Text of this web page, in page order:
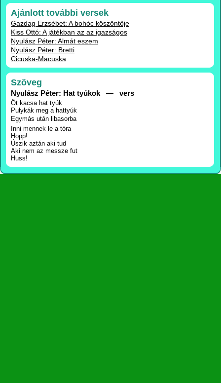
Ajánlott további versek
Gazdag Erzsébet: A bohóc köszöntője
Kiss Ottó: A játékban az az igazságos
Nyulász Péter: Almát eszem
Nyulász Péter: Bretti
Cicuska-Macuska
Szöveg
Nyulász Péter: Hat tyúkok — vers
Öt kacsa hat tyúk
Pulykák meg a hattyúk
Egymás után libasorba
Inni mennek le a tóra
Hopp!
Úszik aztán aki tud
Aki nem az messze fut
Huss!